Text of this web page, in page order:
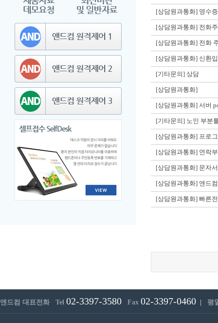
[상담원과통화] 영수
[상담원과통화] 전화
[상담원과통화] 전화
[상담원과통화] 신환
[기타문의] 상담
[상담원과통화]
[상담원과통화] 서버
[기타문의] 노인 부분
[상담원과통화] 프로
[상담원과통화] 연락
[상담원과통화] 문자
[상담원과통화] 앤드
[상담원과통화] 빠른
앤드컴 대표전화 Tel 02-3397-3580 Fax 02-3397-0460 평